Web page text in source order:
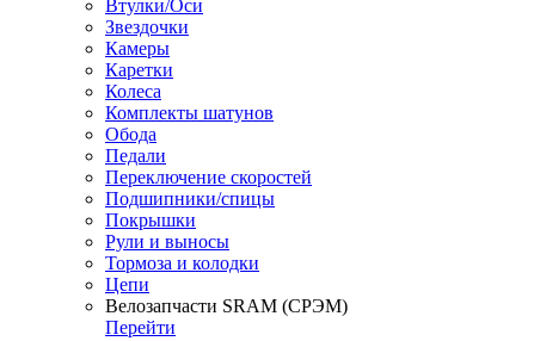
Втулки/Оси
Звездочки
Камеры
Каретки
Колеса
Комплекты шатунов
Обода
Педали
Переключение скоростей
Подшипники/спицы
Покрышки
Рули и выносы
Тормоза и колодки
Цепи
Велозапчасти SRAM (СРЭМ)
Перейти